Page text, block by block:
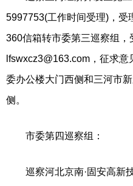
5997753(工作时间受理)，受
360信箱转市委第三巡察组，
lfswxcz3@163.com ，征求
委办公楼大门西侧和三河市
侧。
市委第四巡察组：
巡察河北京南·固安高新